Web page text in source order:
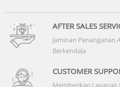
AFTER SALES
Jaminan Penanganan
Berkendala
CUSTOMER
Memberikan Layanan